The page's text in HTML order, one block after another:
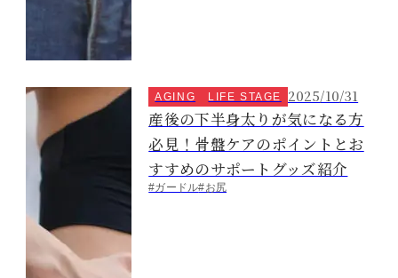
AGING LIFE STAGE 2025/10/31
産後の下半身太りが気になる方
必見！骨盤ケアのポイントとお
すすめのサポートグッズ紹介
#ガードル#お尻